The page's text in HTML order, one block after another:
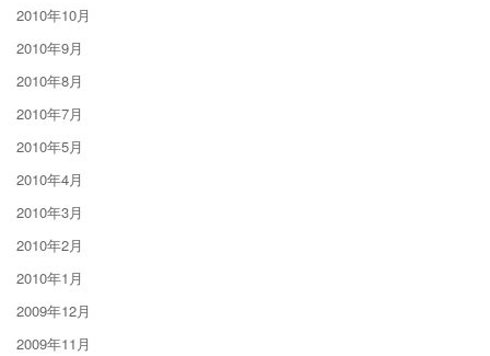
2010年10月
2010年9月
2010年8月
2010年7月
2010年5月
2010年4月
2010年3月
2010年2月
2010年1月
2009年12月
2009年11月